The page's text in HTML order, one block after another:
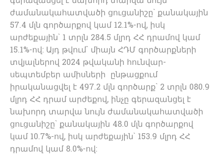
ժամանակահատվածի ցուցանիշը` քանակային
57.4 մլն գործարքով կամ 12.1%-ով, իսկ
արժեքային` 1 տրլն 284.5 մլրդ ՀՀ դրամով կամ
15.1%-ով: Այդ թվում` միայն ՀԴՄ գործարքների
տվյալներով 2024 թվականի հունվար-
սեպտեմբեր ամիսների ընթացքում
իրականացվել է 497.2 մլն գործարք` 2 տրլն 080.9
մլրդ ՀՀ դրամ արժեքով, ինչը գերազանցել է
նախորդ տարվա նույն ժամանակահատվածի
ցուցանիշը` քանակային 48.0 մլն գործարքով
կամ 10.7%-ով, իսկ արժեքային` 153.9 մլրդ ՀՀ
դրամով կամ 8.0%-ով: